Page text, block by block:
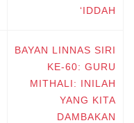
‘IDDAH
BAYAN LINNAS SIRI
KE-60: GURU
MITHALI: INILAH
YANG KITA
DAMBAKAN